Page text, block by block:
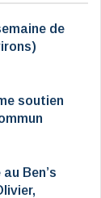
de
soutien
Ben’s